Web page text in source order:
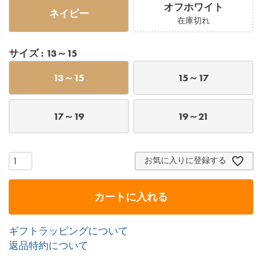
ネイビー
オフホワイト
在庫切れ
サイズ 13～15
13～15 15～17
17～19 19～21
お気に入りに登録する
カートに入れる
ギフトラッピングについて
返品特約について